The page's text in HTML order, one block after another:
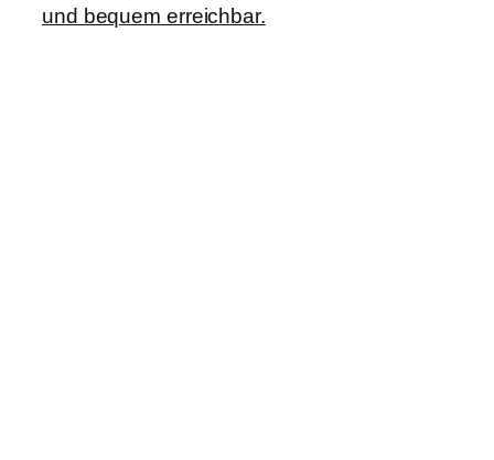
und bequem erreichbar.